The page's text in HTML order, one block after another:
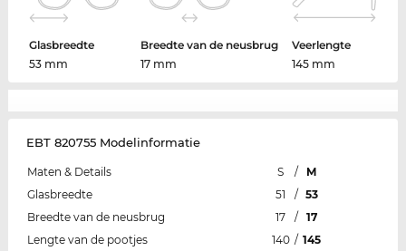
Glasbreedte
53 mm
Breedte van de neusbrug
17 mm
Veerlengte
145 mm
EBT 820755 Modelinformatie
Maten & Details S /
M
Glasbreedte
51 / 53
Breedte van de neusbrug
17 /
17
Lengte van de pootjes
140 / 145